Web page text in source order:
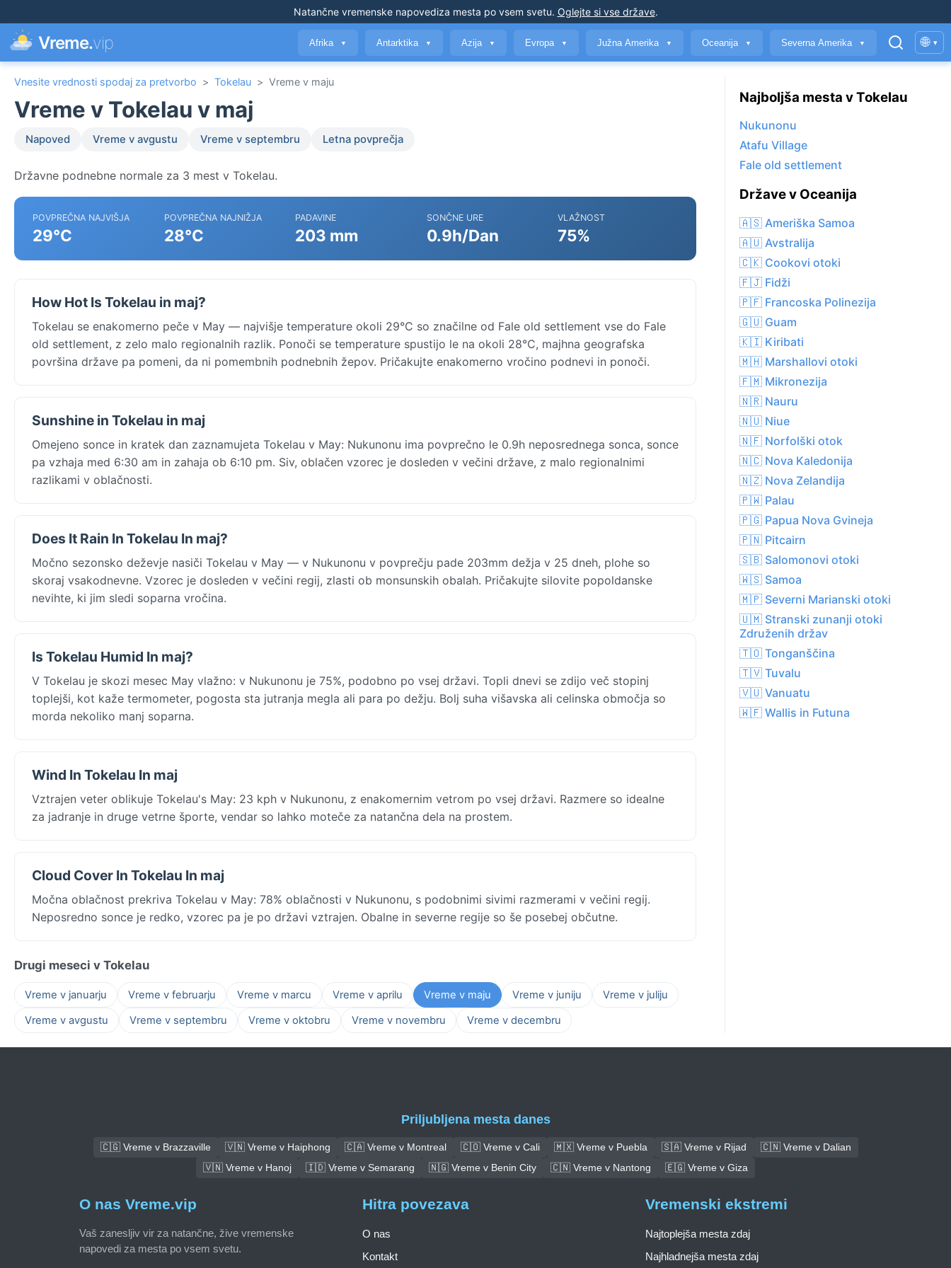
Natančne vremenske napovediza mesta po vsem svetu. Oglejte si vse države.
Vreme.vip Afrika ▼ Antarktika ▼ Azija ▼ Evropa ▼ Južna Amerika ▼ Oceanija ▼ Severna Amerika ▼ 🌐 ▾
Vnesite vrednosti spodaj za pretvorbo > Tokelau > Vreme v maju
Vreme v Tokelau v maj
Napoved Vreme v avgustu Vreme v septembru Letna povprečja
Državne podnebne normale za 3 mest v Tokelau.
POVPREČNA NAJVIŠJA
29°C
POVPREČNA NAJNIŽJA
28°C
PADAVINE
203 mm
SONČNE URE
0.9h/Dan
VLAŽNOST
75%
How Hot Is Tokelau in maj?
Tokelau se enakomerno peče v May — najvišje temperature okoli 29°C so značilne od Fale old settlement vse do Fale
old settlement, z zelo malo regionalnih razlik. Ponoči se temperature spustijo le na okoli 28°C, majhna geografska
površina države pa pomeni, da ni pomembnih podnebnih žepov. Pričakujte enakomerno vročino podnevi in ponoči.
Sunshine in Tokelau in maj
Omejeno sonce in kratek dan zaznamujeta Tokelau v May: Nukunonu ima povprečno le 0.9h neposrednega sonca, sonce
pa vzhaja med 6:30 am in zahaja ob 6:10 pm. Siv, oblačen vzorec je dosleden v večini države, z malo regionalnimi
razlikami v oblačnosti.
Does It Rain In Tokelau In maj?
Močno sezonsko deževje nasiči Tokelau v May — v Nukunonu v povprečju pade 203mm dežja v 25 dneh, plohe so
skoraj vsakodnevne. Vzorec je dosleden v večini regij, zlasti ob monsunskih obalah. Pričakujte silovite popoldanske
nevihte, ki jim sledi soparna vročina.
Is Tokelau Humid In maj?
V Tokelau je skozi mesec May vlažno: v Nukunonu je 75%, podobno po vsej državi. Topli dnevi se zdijo več stopinj
toplejši, kot kaže termometer, pogosta sta jutranja megla ali para po dežju. Bolj suha višavska ali celinska območja so
morda nekoliko manj soparna.
Wind In Tokelau In maj
Vztrajen veter oblikuje Tokelau's May: 23 kph v Nukunonu, z enakomernim vetrom po vsej državi. Razmere so idealne
za jadranje in druge vetrne športe, vendar so lahko moteče za natančna dela na prostem.
Cloud Cover In Tokelau In maj
Močna oblačnost prekriva Tokelau v May: 78% oblačnosti v Nukunonu, s podobnimi sivimi razmerami v večini regij.
Neposredno sonce je redko, vzorec pa je po državi vztrajen. Obalne in severne regije so še posebej občutne.
Drugi meseci v Tokelau
Vreme v januarju Vreme v februarju Vreme v marcu Vreme v aprilu Vreme v maju Vreme v juniju
Vreme v juliju
Vreme v avgustu
Vreme v septembru Vreme v oktobru Vreme v novembru Vreme v decembru
Najboljša mesta v Tokelau
Nukunonu
Atafu Village
Fale old settlement
Države v Oceanija
🇦🇸 Ameriška Samoa
🇦🇺 Avstralija
🇨🇰 Cookovi otoki
🇫🇯 Fidži
🇵🇫 Francoska Polinezija
🇬🇺 Guam
🇰🇮 Kiribati
🇲🇭 Marshallovi otoki
🇫🇲 Mikronezija
🇳🇷 Nauru
🇳🇺 Niue
🇳🇫 Norfolški otok
🇳🇨 Nova Kaledonija
🇳🇿 Nova Zelandija
🇵🇼 Palau
🇵🇬 Papua Nova Gvineja
🇵🇳 Pitcairn
🇸🇧 Salomonovi otoki
🇼🇸 Samoa
🇲🇵 Severni Marianski otoki
🇺🇲 Stranski zunanji otoki
Združenih držav
🇹🇴 Tonganščina
🇹🇻 Tuvalu
🇻🇺 Vanuatu
🇼🇫 Wallis in Futuna
Priljubljena mesta danes
🇨🇬 Vreme v Brazzaville 🇻🇳 Vreme v Haiphong 🇨🇦 Vreme v Montreal 🇨🇴 Vreme v Cali 🇲🇽 Vreme v Puebla 🇸🇦 Vreme v Rijad
🇨🇳 Vreme v Dalian
🇻🇳 Vreme v Hanoj
🇮🇩 Vreme v Semarang 🇳🇬 Vreme v Benin City 🇨🇳 Vreme v Nantong 🇪🇬 Vreme v Giza
O nas Vreme.vip
Vaš zanesljiv vir za natančne, žive vremenske
napovedi za mesta po vsem svetu.
Hitra povezava
O nas
Kontakt
Vremenski ekstremi
Najtoplejša mesta zdaj
Najhladnejša mesta zdaj